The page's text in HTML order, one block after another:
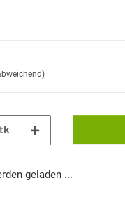
geladen ...